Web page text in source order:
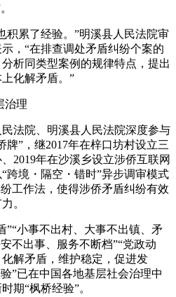
累了经验。”明溪县人民法院审
，“在排查调处矛盾纠纷个案的
析同类型案例的规律特点，提出
化解矛盾。”
理
院、明溪县人民法院深度参与
牌”，继2017年在梓口坊村设立三
2019年在沙溪乡设立涉侨互联网
跨境・隔空・错时”异步调审模式
工作法，使得涉侨矛盾纠纷有效
。
小事不出村、大事不出镇、矛
不出事、服务不断档”“党政动
解矛盾，维护稳定，促进发
”已在中国各地基层社会治理中
期“枫桥经验”。